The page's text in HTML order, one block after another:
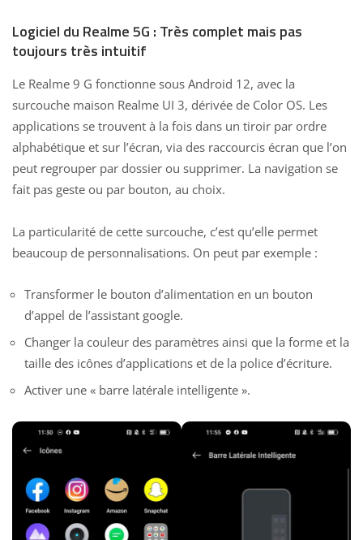
Logiciel du Realme 5G : Très complet mais pas
toujours très intuitif
Le Realme 9 G fonctionne sous Android 12, avec la
surcouche maison Realme UI 3, dérivée de Color OS. Les
applications se trouvent à la fois dans un tiroir par ordre
alphabétique et sur l’écran, via des raccourcis écran que l’on
peut regrouper par dossier ou supprimer. La navigation se
fait pas geste ou par bouton, au choix.
La particularité de cette surcouche, c’est qu’elle permet
beaucoup de personnalisations. On peut par exemple :
Transformer le bouton d’alimentation en un bouton
d’appel de l’assistant google.
Changer la couleur des paramètres ainsi que la forme et la
taille des icônes d’applications et de la police d’écriture.
Activer une « barre latérale intelligente ».